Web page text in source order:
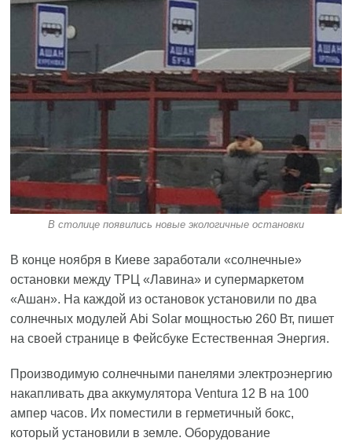
В столице появились новые экологичные остановки
В конце ноября в Киеве заработали «солнечные»
остановки между ТРЦ «Лавина» и супермаркетом
«Ашан». На каждой из остановок установили по два
солнечных модулей Abi Solar мощностью 260 Вт, пишет
на своей странице в Фейсбуке Естественная Энергия.
Производимую солнечными панелями электроэнергию
накапливать два аккумулятора Ventura 12 В на 100
ампер часов. Их поместили в герметичный бокс,
который установили в земле. Оборудование